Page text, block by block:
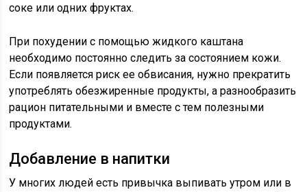
соке или одних фруктах.
При похудении с помощью жидкого каштана
необходимо постоянно следить за состоянием кожи.
Если появляется риск ее обвисания, нужно прекратить
употреблять обезжиренные продукты, а разнообразить
рацион питательными и вместе с тем полезными
продуктами.
Добавление в напитки
У многих людей есть привычка выпивать утром или в